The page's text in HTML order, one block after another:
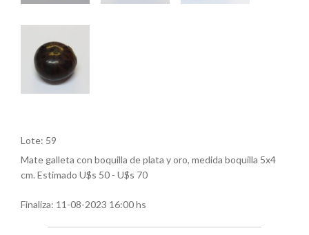
Lote: 59
Mate galleta con boquilla de plata y oro, medida boquilla 5x4
cm. Estimado U$s 50 - U$s 70
Finaliza: 11-08-2023 16:00 hs